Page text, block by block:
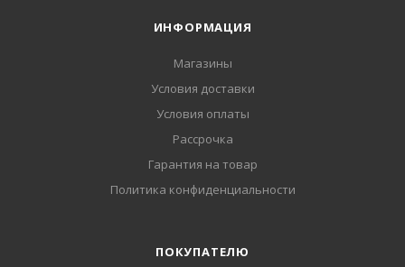
ИНФОРМАЦИЯ
Магазины
Условия доставки
Условия оплаты
Рассрочка
Гарантия на товар
Политика конфиденциальности
ПОКУПАТЕЛЮ